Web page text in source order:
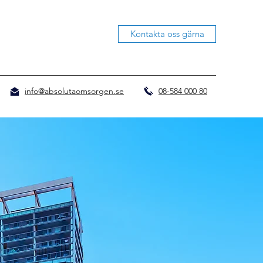
Kontakta oss gärna
info@absolutaomsorgen.se 08-584 000 80